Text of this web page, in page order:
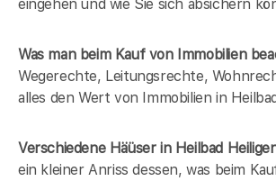
eingehen und wie Sie sich absichern
Was man beim Kauf von Immobilien
Wegerechte, Leitungsrechte,
alles den Wert von Immobilien in
Verschiedene Häüser in Heilbad
ein kleiner Anriss dessen, was beim